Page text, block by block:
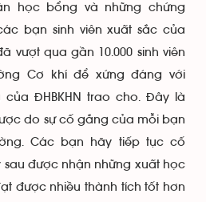
học bổng và những chứng
bạn sinh viên xuất sắc của
vượt qua gần 10.000 sinh viên
Cơ khí để xứng đáng với
ĐHBKHN trao cho. Đây là
do sự cố gắng của mỗi bạn
Các bạn hãy tiếp tục cố
được nhận những xuất học
được nhiều thành tích tốt hơn